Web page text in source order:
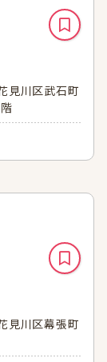
見川区武石町
見川区幕張町